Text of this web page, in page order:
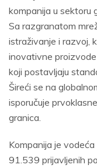
kompanija u sektoru
Sa razgranatom
istraživanje i razvoj,
inovativne
koji postavljaju
Šireći se na
isporučuje
granica.
Kompanija je
91.539 prijavljenih